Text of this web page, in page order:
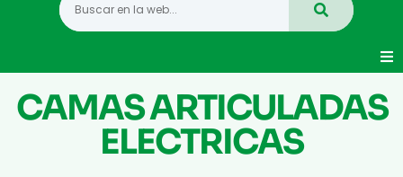
Movilidad
CAMAS ARTICULADAS
ELECTRICAS